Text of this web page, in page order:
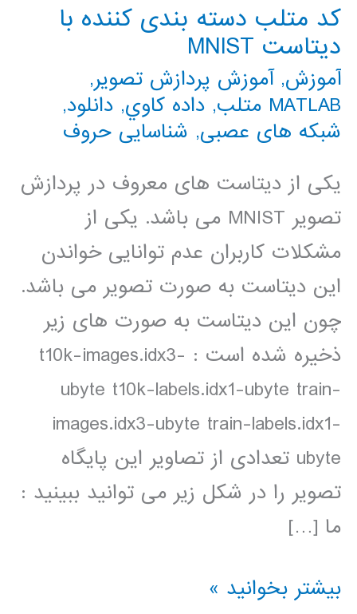
کد متلب دسته بندی کننده با
دیتاست MNIST
آموزش,آموزش پردازش تصویر,
MATLAB متلب
, داده كاوي, دانلود,
شبکه های عصبی, شناسایی حروف
یکی از دیتاست های معروف در پردازش
تصویر MNIST می باشد. یکی از
مشکلات کاربران عدم توانایی خواندن
این دیتاست به صورت تصویر می باشد.
چون این دیتاست به صورت های زیر
ذخیره شده است : t10k-images.idx3-
ubyte t10k-labels.idx1-ubyte train-
images.idx3-ubyte train-labels.idx1-
ubyte تعدادی از تصاویر این پایگاه
تصویر را در شکل زیر می توانید ببینید :
ما […]
کد
بیشتر بخوانید »